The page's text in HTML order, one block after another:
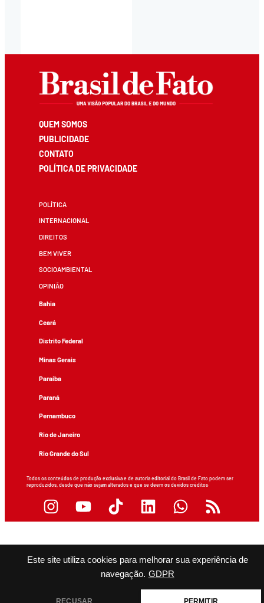
Este site utiliza cookies para melhorar sua experiência de
navegação. GDPR
RECUSAR PERMITIR
QUEM SOMOS
PUBLICIDADE
CONTATO
POLÍTICA DE PRIVACIDADE
POLÍTICA
INTERNACIONAL
DIREITOS
BEM VIVER
SOCIOAMBIENTAL
OPINIÃO
Bahia
Ceará
Distrito Federal
Minas Gerais
Paraíba
Paraná
Pernambuco
Rio de Janeiro
Rio Grande do Sul
Todos os conteúdos de produção exclusiva e de autoria editorial do Brasil de Fato podem ser
reproduzidos, desde que não sejam alterados e que se deem os devidos créditos.